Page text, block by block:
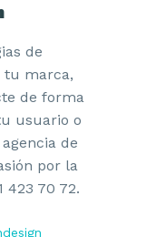
de
tu marca,
de forma
usuario o
de
por la
423 70 72.